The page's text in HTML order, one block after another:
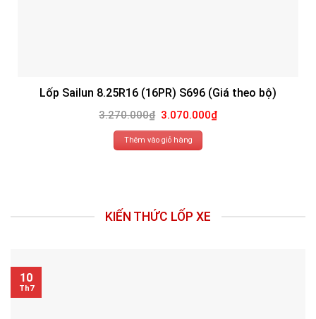
Lốp Sailun 8.25R16 (16PR) S696 (Giá theo bộ)
3.270.000₫ Giá
gốc
là:
3.270.000₫.
3.070.000₫Giá
hiện
Thêm vào giỏ hàng
KIẾN THỨC LỐP XE
10
Th7